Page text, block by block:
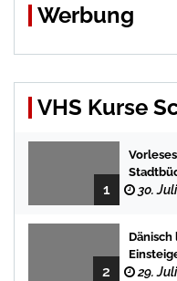
Werbung
VHS Kurse
1 30.
2 29.